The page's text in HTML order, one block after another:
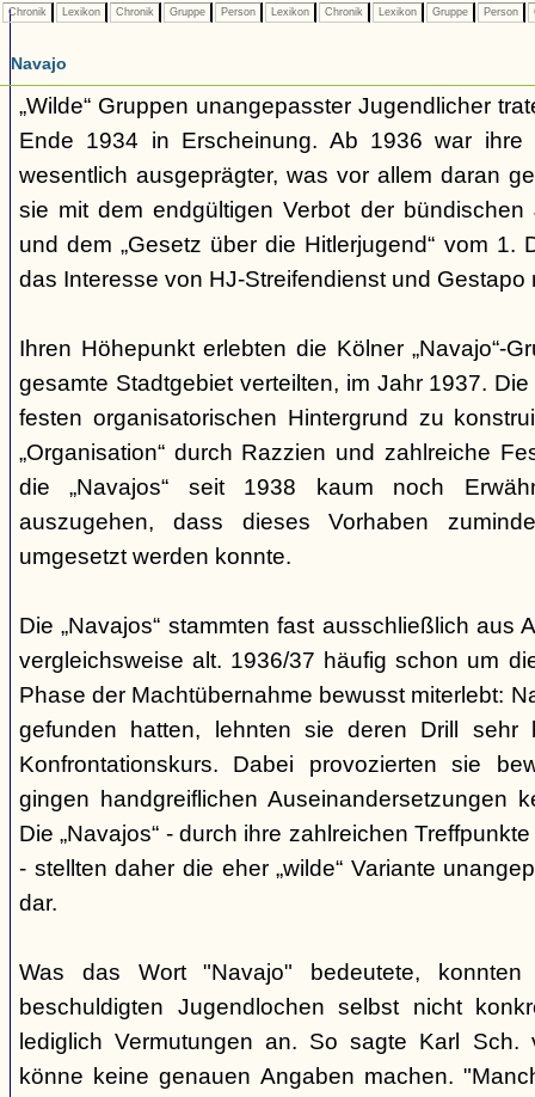
Chronik Lexikon Chronik Gruppe Person Lexikon Chronik Lexikon Gruppe Person
Navajo
„Wilde“ Gruppen unangepasster Jugendlicher
Ende 1934 in Erscheinung. Ab 1936 war ihre
wesentlich ausgeprägter, was vor allem daran
sie mit dem endgültigen Verbot der
und dem „Gesetz über die Hitlerjugend“ vom 1.
das Interesse von HJ-Streifendienst und Gestapo
Ihren Höhepunkt erlebten die Kölner „Navajo“-
gesamte Stadtgebiet verteilten, im Jahr 1937.
festen organisatorischen Hintergrund zu
„Organisation“ durch Razzien und zahlreiche
die „Navajos“ seit 1938 kaum noch
auszugehen, dass dieses Vorhaben
umgesetzt werden konnte.
Die „Navajos“ stammten fast ausschließlich aus
vergleichsweise alt. 1936/37 häufig schon um
Phase der Machtübernahme bewusst miterlebt:
gefunden hatten, lehnten sie deren Drill
Konfrontationskurs. Dabei provozierten sie
gingen handgreiflichen Auseinandersetzungen
Die „Navajos“ - durch ihre zahlreichen
- stellten daher die eher „wilde“ Variante
dar.
Was das Wort "Navajo" bedeutete, konnten
beschuldigten Jugendlochen selbst nicht
lediglich Vermutungen an. So sagte Karl
könne keine genauen Angaben machen.